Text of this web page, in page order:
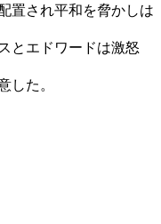
置され平和を脅かしは
とエドワードは激怒
した。